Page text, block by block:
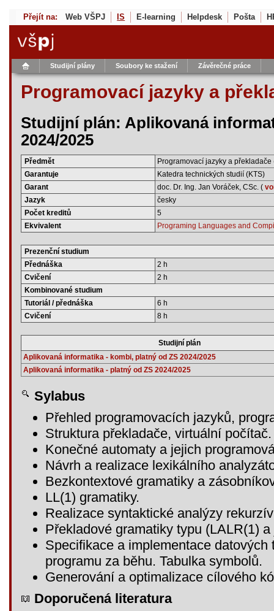
Přejít na: Web VŠPJ IS E-learning Helpdesk Pošta
Studijní plány Soubory ke stažení Závěrečné práce
Programovací jazyky a
Studijní plán: Aplikovaná
2024/2025
Předmět
Programovací jazyky a překladače
Garantuje
Katedra technických studií (KTS)
Garant
doc. Dr. Ing. Jan Voráček, CSc. (
Jazyk
česky
Počet kreditů
5
Ekvivalent
Programing Languages and
Prezenční studium
Přednáška
2 h
Cvičení
2 h
Kombinované studium
Tutoriál / přednáška
6 h
Cvičení
8 h
Studijní plán
Aplikovaná informatika - kombi, platný od ZS 2024/2025
Aplikovaná informatika - platný od ZS 2024/2025
Sylabus
Přehled programovacích jazyků,
Struktura překladače, virtuální
Konečné automaty a jejich
Návrh a realizace lexikálního
Bezkontextové gramatiky a
LL(1) gramatiky.
Realizace syntaktické analýzy
Překladové gramatiky typu (LALR(1)
Specifikace a implementace
programu za běhu. Tabulka symbolů.
Generování a optimalizace cílového
Doporučená literatura